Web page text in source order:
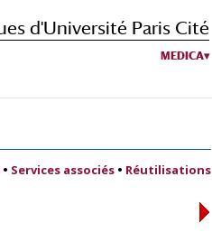
d'Université Paris Cité
MEDICA
• Services associés • Réutilisations